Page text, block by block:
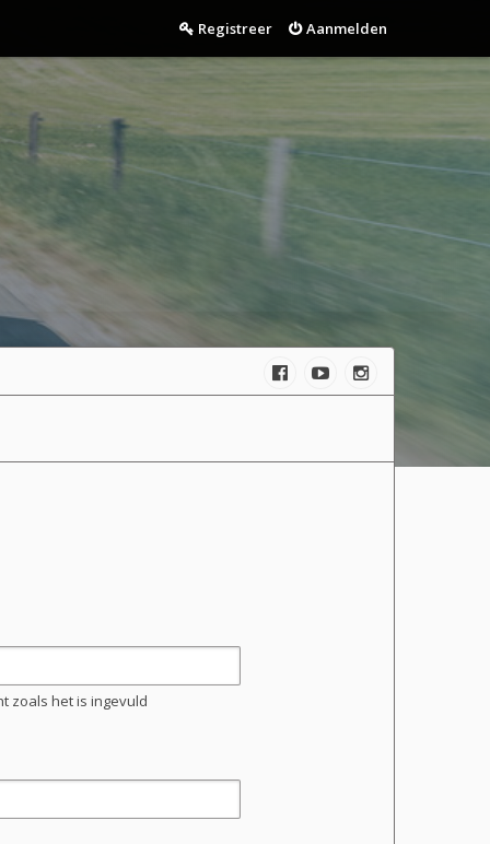
Aanmelden
Registreer
zoals het is ingevuld